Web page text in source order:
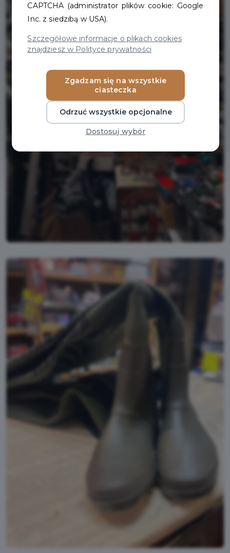
CAPTCHA (administrator plików cookie: Google
Inc. z siedzibą w USA).
Szczegółowe informacje o plikach cookies
znajdziesz w Polityce prywatności
Zgadzam się na wszystkie
ciasteczka
Odrzuć wszystkie opcjonalne
Dostosuj wybór